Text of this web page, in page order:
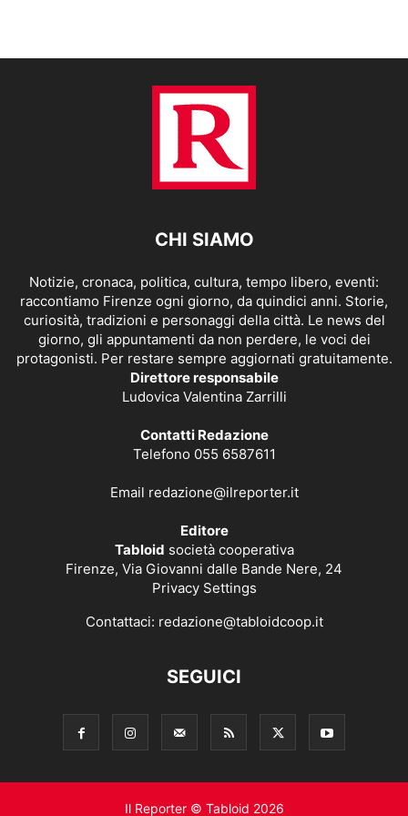
CHI SIAMO
Notizie, cronaca, politica, cultura, tempo libero, eventi:
raccontiamo Firenze ogni giorno, da quindici anni. Storie,
curiosità, tradizioni e personaggi della città. Le news del
giorno, gli appuntamenti da non perdere, le voci dei
protagonisti. Per restare sempre aggiornati gratuitamente.
Direttore responsabile
Ludovica Valentina Zarrilli
Contatti Redazione
Telefono 055 6587611
Email redazione@ilreporter.it
Editore
Tabloid società cooperativa
Firenze, Via Giovanni dalle Bande Nere, 24
Privacy Settings
Contattaci: redazione@tabloidcoop.it
SEGUICI
Il Reporter © Tabloid 2026